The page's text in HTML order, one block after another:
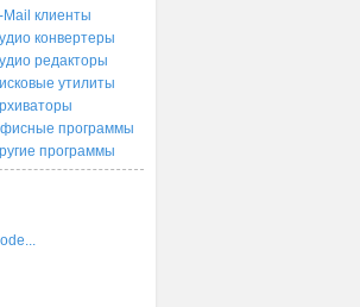
Mail клиенты
конвертеры
редакторы
утилиты
программы
программы